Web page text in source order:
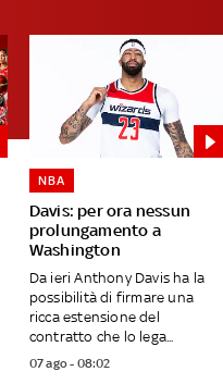
Davis: per ora nessun
prolungamento a
Washington
NBA
Da ieri Anthony Davis ha la
possibilità di firmare una
ricca estensione del
contratto che lo lega...
07 ago - 08:02